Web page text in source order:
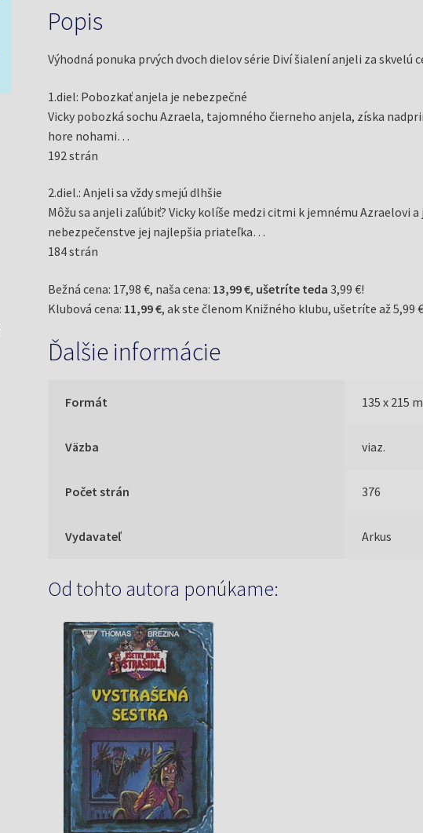
Popis
Výhodná ponuka prvých dvoch dielov série Diví šialení anjeli za skvelú
1.diel: Pobozkať anjela je nebezpečné
Vicky pobozká sochu Azraela, tajomného čierneho anjela, získa
hore nohami…
192 strán
2.diel.: Anjeli sa vždy smejú dlhšie
Môžu sa anjeli zaľúbiť? Vicky kolíše medzi citmi k jemnému Azraelovi
nebezpečenstve jej najlepšia priateľka…
184 strán
Bežná cena: 17,98 €, naša cena: 13,99 €, ušetríte teda 3,99 €!
Klubová cena: 11,99 €, ak ste členom Knižného klubu, ušetríte až 5,99
Ďalšie informácie
Formát 135 x 215
Väzba viaz.
Počet strán 376
Vydavateľ Arkus
Od tohto autora ponúkame: